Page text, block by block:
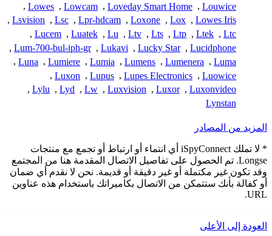
Louwice
,
Loveday Smart Home
,
Lowcam
,
Lowes
,
Lowes Iris
,
Lox
,
Loxone
,
Lpr-hdcam
,
Lsc
,
Lsvision
,
Ltc
,
Ltek
,
Ltp
,
Lts
,
Ltv
,
Lu
,
Luatek
,
Lucem
,
Lucidphone
,
Lucky Star
,
Lukavi
,
Lum-700-bul-iph-gr
,
Luma
,
Lumenera
,
Lumens
,
Lumia
,
Lumiere
,
Luna
,
Luowice
,
Lupes Electronics
,
Lupus
,
Luxon
,
Luxonvideo
,
Luxor
,
Luxvision
,
Lw
,
Lyd
,
Lylu
,
Lynstan
المزيد من المصادر
* لا تملك iSpyConnect أي انتماء أو ارتباط أو تجمع مع منتجات
Longse. تم الحصول على تفاصيل الاتصال المقدمة هنا من المجتمع
وقد تكون غير مكتملة أو غير دقيقة أو قديمة. نحن لا نقدم أي ضمان
أو كفالة بأنك ستتمكن من الاتصال بكاميراتك باستخدام هذه عناوين
URL.
العودة إلى الأعلى